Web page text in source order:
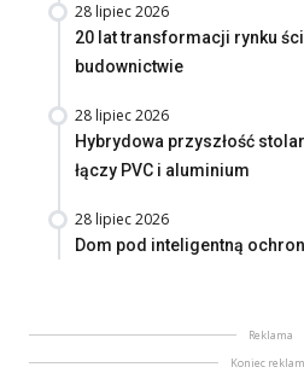
28 lipiec 2026
20 lat transformacji rynku
budownictwie
28 lipiec 2026
Hybrydowa przyszłość
łączy PVC i aluminium
28 lipiec 2026
Dom pod inteligentną
Reklama
Koniec